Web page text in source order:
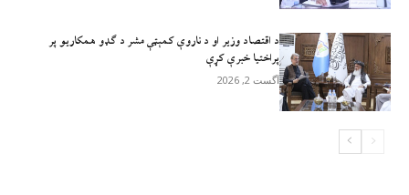
د اقتصاد وزیر او د ناروې کمېټې مشر د ګډو همکاریو پر
پراختیا خبرې کړې
آگست 2, 2026